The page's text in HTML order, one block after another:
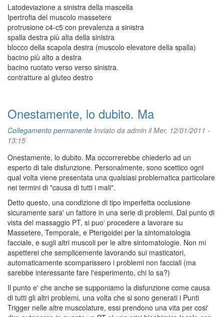
Latodeviazione a sinistra della mascella
Ipertrofia del muscolo massetere
protrusione c4-c5 con prevalenza a sinistra
spalla destra più alta della sinistra
blocco della scapola destra (muscolo elevatore della spalla)
bacino più alto a destra
bacino ruotato verso verso sinistra.
contratture al gluteo destro
Onestamente, lo dubito. Ma
Collegamento permanente Inviato da admin il Mer, 12/01/2011 -
13:15
Onestamente, lo dubito. Ma occorrerebbe chiederlo ad un
esperto di tale disfunzione. Personalmente, sono scettico ogni
qual volta viene presentata una qualsiasi problematica particolare
nei termini di "causa di tutti i mali".
Detto questo, una condizione di tipo imperfetta occlusione
sicuramente sara' un fattore in una serie di problemi. Dal punto di
vista del massaggio PT, si puo' procedere a lavorare su
Massetere, Temporale, e Pterigoidei per la sintomatologia
facciale, e sugli altri muscoli per le altre sintomatologie. Non mi
aspetterei che semplicemente lavorando sui masticatori,
automaticamente scomparissero i problemi non facciali (ma
sarebbe interessante fare l'esperimento, chi lo sa?)
Il punto e' che anche se supponiamo la disfunzione come causa
di tutti gli altri problemi, una volta che si sono generati i Punti
Trigger nelle altre muscolature, essi prendono una vita per cosi'